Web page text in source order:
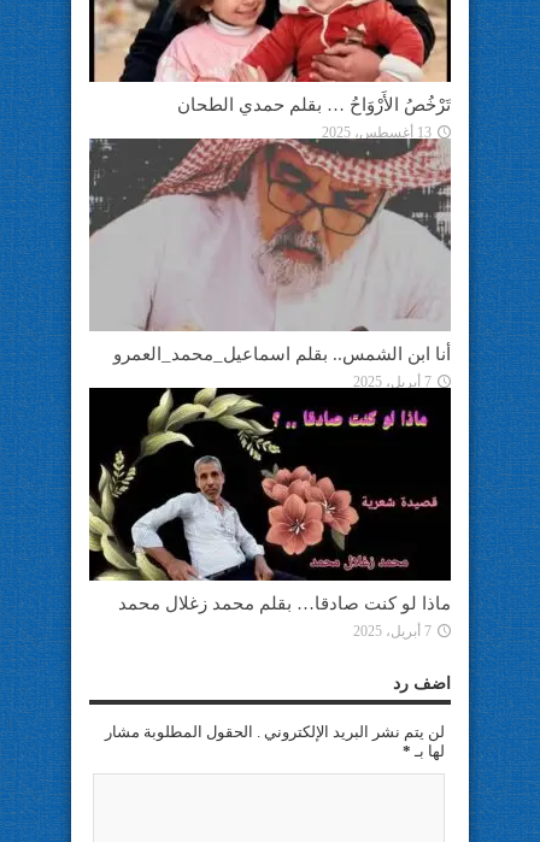
تَرْخُصُ الأَرْوَاحُ … بقلم حمدي الطحان
13 أغسطس، 2025
أنا ابن الشمس.. بقلم اسماعيل_محمد_العمرو
7 أبريل، 2025
ماذا لو كنت صادقا… بقلم محمد زغلال محمد
7 أبريل، 2025
اضف رد
لن يتم نشر البريد الإلكتروني . الحقول المطلوبة مشار
لها بـ *